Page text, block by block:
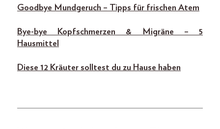
Goodbye Mundgeruch – Tipps für frischen Atem
Bye-bye Kopfschmerzen & Migräne – 5
Hausmittel
Diese 12 Kräuter solltest du zu Hause haben